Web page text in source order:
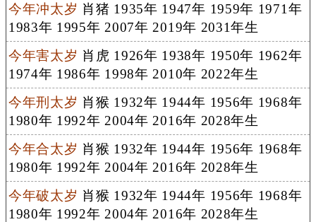
今年冲太岁 肖猪 1935年 1947年 1959年 1971年
1983年 1995年 2007年 2019年 2031年生
今年害太岁 肖虎 1926年 1938年 1950年 1962年
1974年 1986年 1998年 2010年 2022年生
今年刑太岁 肖猴 1932年 1944年 1956年 1968年
1980年 1992年 2004年 2016年 2028年生
今年合太岁 肖猴 1932年 1944年 1956年 1968年
1980年 1992年 2004年 2016年 2028年生
今年破太岁 肖猴 1932年 1944年 1956年 1968年
1980年 1992年 2004年 2016年 2028年生